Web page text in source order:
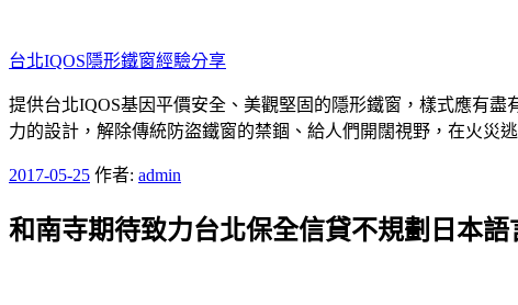
至
主
要
內
台北IQOS隱形鐵窗經驗分享
提供台北IQOS基因平價安全、美觀堅固的隱形鐵窗，樣式應有
力的設計，解除傳統防盜鐵窗的禁錮、給人們開闊視野，在火災
發
於
2017-05-25 作者: admin
和南寺期待致力台北保全信貸不規劃日本語